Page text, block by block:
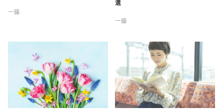
一藤
選
一藤